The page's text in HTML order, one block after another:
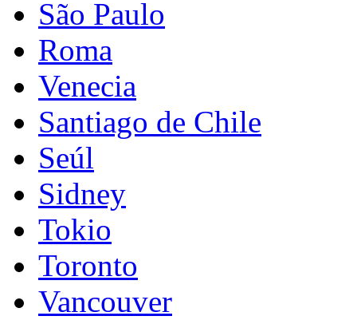
São Paulo
Roma
Venecia
Santiago de Chile
Seúl
Sidney
Tokio
Toronto
Vancouver